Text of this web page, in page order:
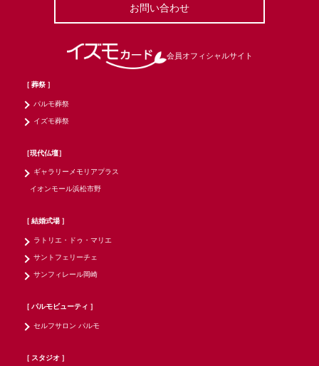
お問い合わせ
会員オフィシャルサイト
［ 葬祭 ］
パルモ葬祭
イズモ葬祭
［現代仏壇］
ギャラリーメモリアプラス
イオンモール浜松市野
［ 結婚式場 ］
ラトリエ・ドゥ・マリエ
サントフェリーチェ
サンフィレール岡崎
［ パルモビューティ ］
セルフサロン パルモ
［ スタジオ ］